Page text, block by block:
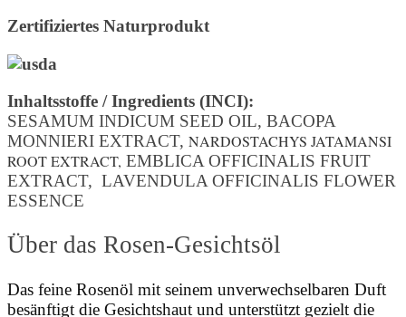
Zertifiziertes Naturprodukt
Inhaltsstoffe / Ingredients (INCI):
SESAMUM INDICUM SEED OIL, BACOPA
MONNIERI EXTRACT, NARDOSTACHYS JATAMANSI
ROOT EXTRACT, EMBLICA OFFICINALIS FRUIT
EXTRACT, LAVENDULA OFFICINALIS FLOWER
ESSENCE
Über das Rosen-Gesichtsöl
Das feine Rosenöl mit seinem unverwechselbaren Duft
besänftigt die Gesichtshaut und unterstützt gezielt die